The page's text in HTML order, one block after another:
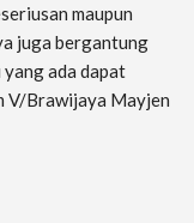
maupun
juga bergantung
yang ada dapat
V/Brawijaya Mayjen